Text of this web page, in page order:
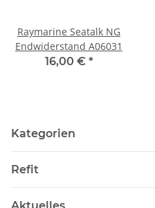
Raymarine Seatalk NG
Endwiderstand A06031
16,00 € *
Kategorien
Refit